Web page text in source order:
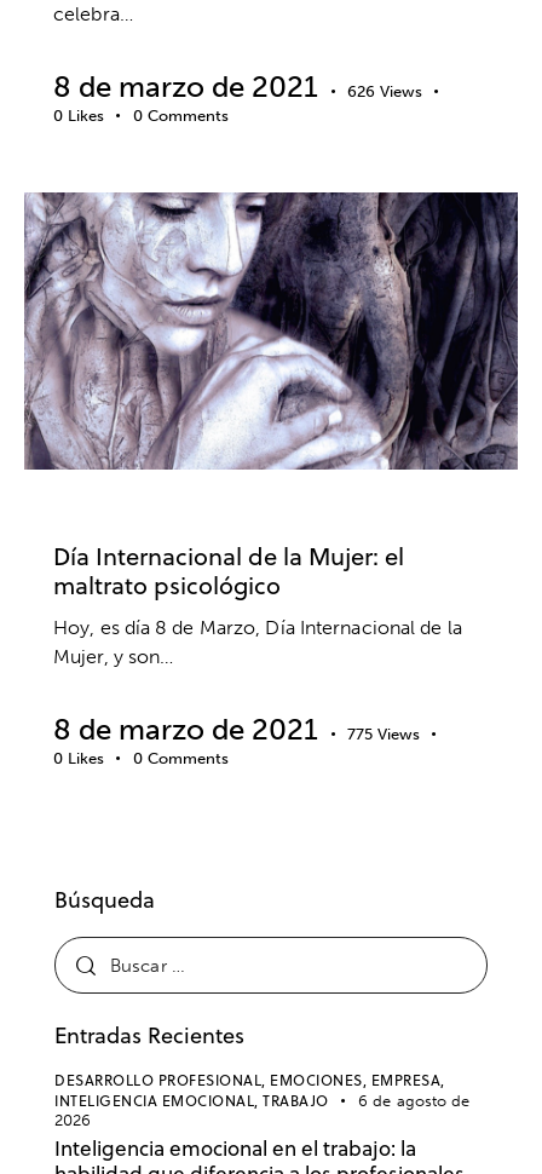
celebra…
8 de marzo de 2021 626 Views
0 Likes 0 Comments
Día Internacional de la Mujer: el
maltrato psicológico
Hoy, es día 8 de Marzo, Día Internacional de la
Mujer, y son…
8 de marzo de 2021 775 Views
0 Likes 0 Comments
Búsqueda
Entradas Recientes
DESARROLLO PROFESIONAL, EMOCIONES, EMPRESA,
INTELIGENCIA EMOCIONAL, TRABAJO
6 de agosto de
2026
Inteligencia emocional en el trabajo: la